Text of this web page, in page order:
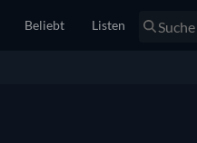
Beliebt Listen